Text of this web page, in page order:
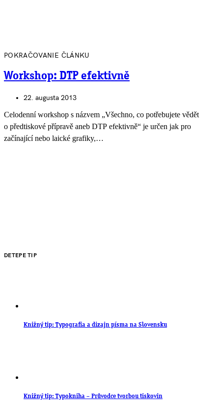
POKRAČOVANIE ČLÁNKU
Workshop: DTP efektivně
22. augusta 2013
Celodenní workshop s názvem „Všechno, co potřebujete vědět
o předtiskové přípravě aneb DTP efektivně“ je určen jak pro
začínající nebo laické grafiky,…
DETEPE TIP
Knižný tip: Typografia a dizajn písma na Slovensku
Knižný tip: Typokniha – Průvodce tvorbou tiskovin